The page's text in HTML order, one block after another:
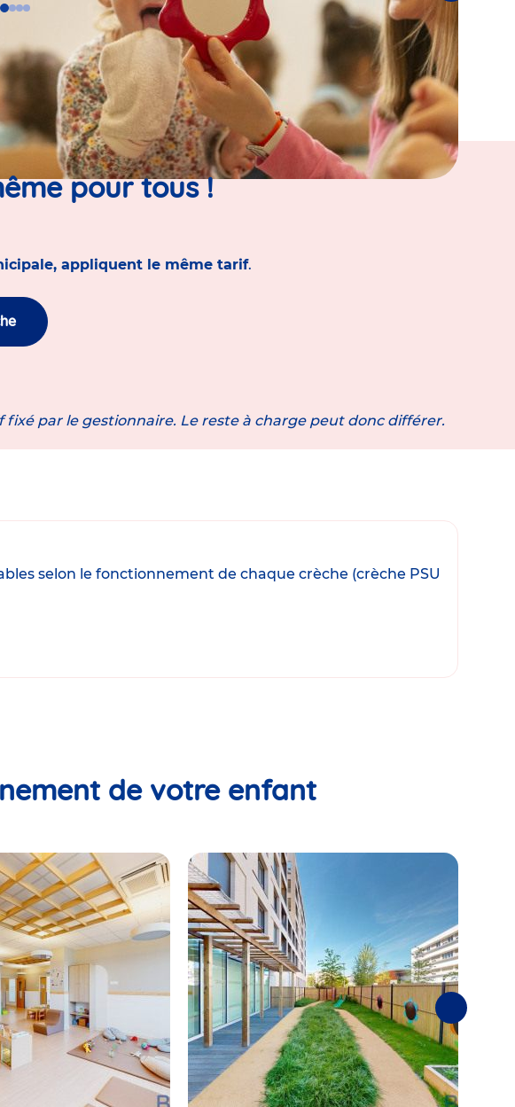
Go
1
Go
2
Go
3
Go
4
pour tous !
appliquent le même tarif.
par le gestionnaire. Le reste à charge peut donc différer.
selon le fonctionnement de chaque crèche (crèche PSU
de votre enfant
Suivantes